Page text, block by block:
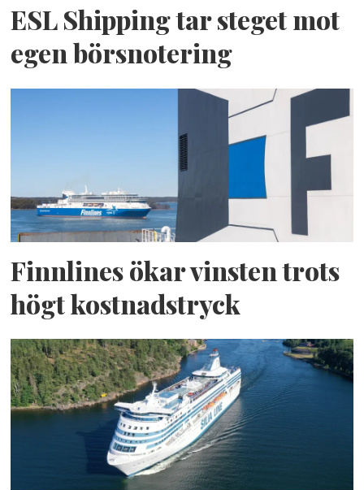
ESL Shipping tar steget mot
egen börsnotering
Finnlines ökar vinsten trots
högt kostnadstryck